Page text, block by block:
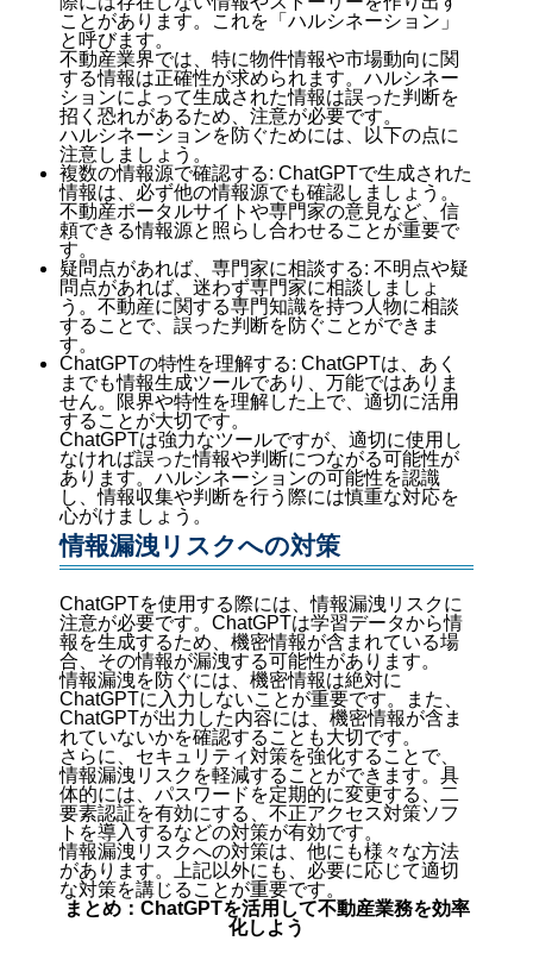
ことがあります。これを「ハルシネーション」
と呼びます。
不動産業界では、特に物件情報や市場動向に関
する情報は正確性が求められます。ハルシネー
ションによって生成された情報は誤った判断を
招く恐れがあるため、注意が必要です。
ハルシネーションを防ぐためには、以下の点に
注意しましょう。
複数の情報源で確認する: ChatGPTで生成された
情報は、必ず他の情報源でも確認しましょう。
不動産ポータルサイトや専門家の意見など、信
頼できる情報源と照らし合わせることが重要で
す。
疑問点があれば、専門家に相談する: 不明点や疑
問点があれば、迷わず専門家に相談しましょ
う。不動産に関する専門知識を持つ人物に相談
することで、誤った判断を防ぐことができま
す。
ChatGPTの特性を理解する: ChatGPTは、あく
までも情報生成ツールであり、万能ではありま
せん。限界や特性を理解した上で、適切に活用
することが大切です。
ChatGPTは強力なツールですが、適切に使用し
なければ誤った情報や判断につながる可能性が
あります。ハルシネーションの可能性を認識
し、情報収集や判断を行う際には慎重な対応を
心がけましょう。
情報漏洩リスクへの対策
ChatGPTを使用する際には、情報漏洩リスクに
注意が必要です。ChatGPTは学習データから情
報を生成するため、機密情報が含まれている場
合、その情報が漏洩する可能性があります。
情報漏洩を防ぐには、機密情報は絶対に
ChatGPTに入力しないことが重要です。また、
ChatGPTが出力した内容には、機密情報が含ま
れていないかを確認することも大切です。
さらに、セキュリティ対策を強化することで、
情報漏洩リスクを軽減することができます。具
体的には、パスワードを定期的に変更する、二
要素認証を有効にする、不正アクセス対策ソフ
トを導入するなどの対策が有効です。
情報漏洩リスクへの対策は、他にも様々な方法
があります。上記以外にも、必要に応じて適切
な対策を講じることが重要です。
まとめ：ChatGPTを活用して不動産業務を効率
化しよう